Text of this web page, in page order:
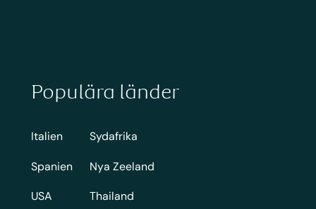
Populära länder
Italien
Spanien
USA
Sydafrika
Nya Zeeland
Thailand